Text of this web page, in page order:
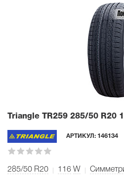
Triangle TR259 285/50 R20
АРТИКУЛ: 146134
285/50 R20 116 W